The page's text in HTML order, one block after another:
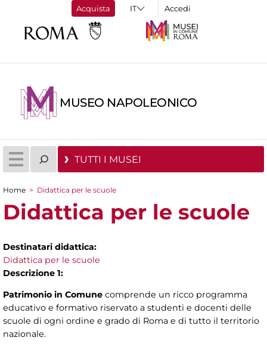
Acquista Accedi
MUSEO NAPOLEONICO
TUTTI I MUSEI
Tu sei qui
Home > Didattica per le scuole
Didattica per le scuole
Destinatari didattica:
Didattica per le scuole
Descrizione 1:
Patrimonio in Comune comprende un ricco programma
educativo e formativo riservato a studenti e docenti delle
scuole di ogni ordine e grado di Roma e di tutto il territorio
nazionale.